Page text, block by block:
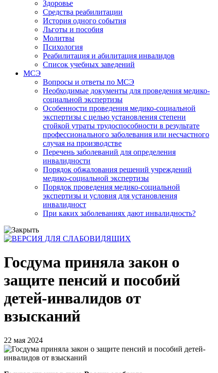
Здоровье
Средства реабилитации
История одного события
Льготы и пособия
Молитвы
Психология
Реабилитация и абилитация инвалидов
Список учебных заведений
МСЭ
Вопросы и ответы по МСЭ
Необходимые документы для проведения медико-
социальной экспертизы
Особенности проведения медико-социальной
экспертизы с целью установления степени
стойкой утраты трудоспособности в результате
профессионального заболевания или несчастного
случая на производстве
Перечень заболеваний для определения
инвалидности
Порядок обжалования решений учреждений
медико-социальной экспертизы
Порядок проведения медико-социальной
экспертизы и условия для установления
инвалидност
При каких заболеваниях дают инвалидность?
Госдума приняла закон о
защите пенсий и пособий
детей-инвалидов от
взысканий
22 мая 2024